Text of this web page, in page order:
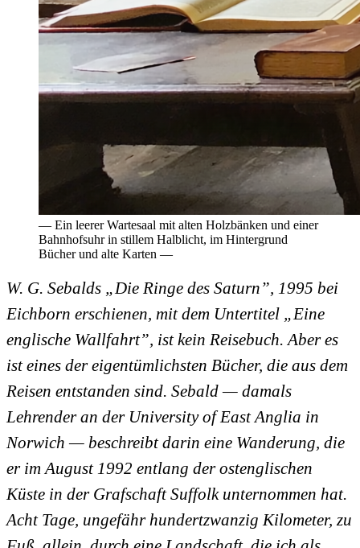
— Ein leerer Wartesaal mit alten Holzbänken und einer
Bahnhofsuhr in stillem Halblicht, im Hintergrund
Bücher und alte Karten —
W. G. Sebalds „Die Ringe des Saturn”, 1995 bei
Eichborn erschienen, mit dem Untertitel „Eine
englische Wallfahrt”, ist kein Reisebuch. Aber es
ist eines der eigentümlichsten Bücher, die aus dem
Reisen entstanden sind. Sebald — damals
Lehrender an der University of East Anglia in
Norwich — beschreibt darin eine Wanderung, die
er im August 1992 entlang der ostenglischen
Küste in der Grafschaft Suffolk unternommen hat.
Acht Tage, ungefähr hundertzwanzig Kilometer, zu